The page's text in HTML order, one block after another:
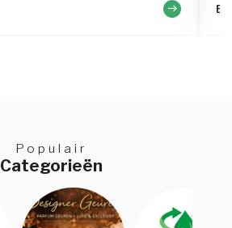
Populair
Categorieën